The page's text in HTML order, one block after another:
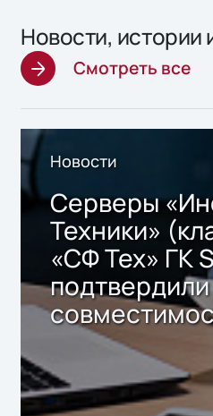
Новости, истории
Смотреть все
Новости
Серверы
Техники»
«СФ Тех» ГК
подтвердили
решением
Storage 2.x
хранения